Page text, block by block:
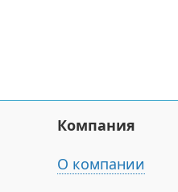
Компания
О компании